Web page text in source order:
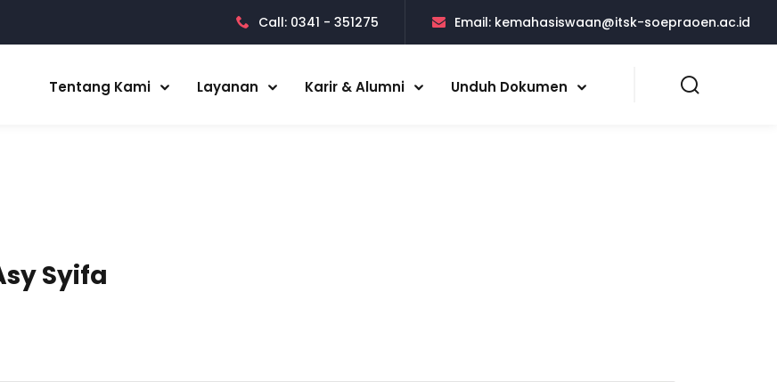
Call: 0341 - 351275 Email: kemahasiswaan@itsk-soepraoen.ac.id
Tentang Kami Layanan Karir & Alumni Unduh Dokumen
Syifa